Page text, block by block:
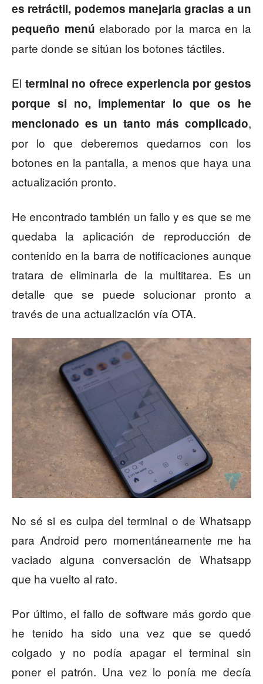
es retráctil, podemos manejarla gracias a un
pequeño menú elaborado por la marca en la
parte donde se sitúan los botones táctiles.
El terminal no ofrece experiencia por gestos
porque si no, implementar lo que os he
mencionado es un tanto más complicado,
por lo que deberemos quedarnos con los
botones en la pantalla, a menos que haya una
actualización pronto.
He encontrado también un fallo y es que se me
quedaba la aplicación de reproducción de
contenido en la barra de notificaciones aunque
tratara de eliminarla de la multitarea. Es un
detalle que se puede solucionar pronto a
través de una actualización vía OTA.
No sé si es culpa del terminal o de Whatsapp
para Android pero momentáneamente me ha
vaciado alguna conversación de Whatsapp
que ha vuelto al rato.
Por último, el fallo de software más gordo que
he tenido ha sido una vez que se quedó
colgado y no podía apagar el terminal sin
poner el patrón. Una vez lo ponía me decía